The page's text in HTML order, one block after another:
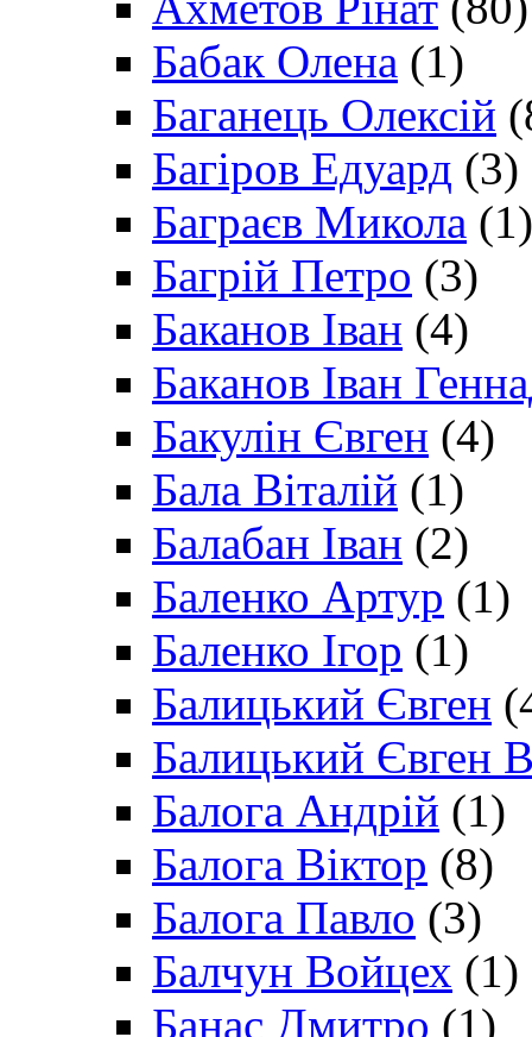
Бабак Олена (1)
Баганець Олексій
Багіров Едуард (3)
Баграєв Микола (1)
Багрій Петро (3)
Баканов Іван (4)
Баканов Іван
Бакулін Євген (4)
Бала Віталій (1)
Балабан Іван (2)
Баленко Артур (1)
Баленко Ігор (1)
Балицький Євген
Балицький Євген
Балога Андрій (1)
Балога Віктор (8)
Балога Павло (3)
Балчун Войцех (1)
Банас Дмитро (1)